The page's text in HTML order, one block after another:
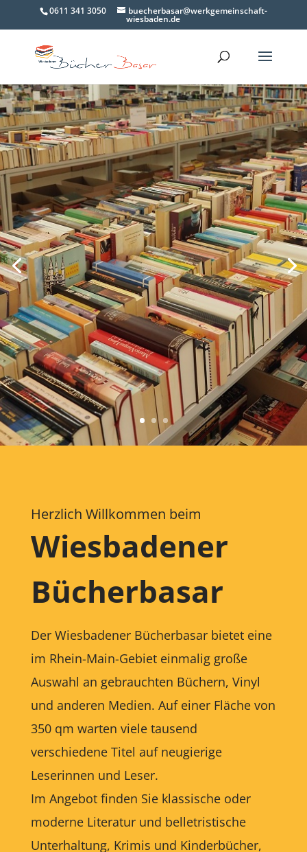
0611 341 3050 buecherbasar@werkgemeinschaft-
wiesbaden.de
Herzlich Willkommen beim
Wiesbadener
Bücherbasar
Der Wiesbadener Bücherbasar bietet eine
im Rhein-Main-Gebiet einmalig große
Auswahl an gebrauchten Büchern, Vinyl
und anderen Medien. Auf einer Fläche von
350 qm warten viele tausend
verschiedene Titel auf neugierige
Leserinnen und Leser.
Im Angebot finden Sie klassische oder
moderne Literatur und belletristische
Unterhaltung, Krimis und Kinderbücher,